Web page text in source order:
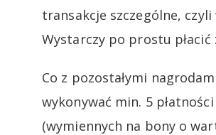
transakcje szczególne,
Wystarczy po prostu
Co z pozostałymi
wykonywać min. 5
(wymiennych na bony o